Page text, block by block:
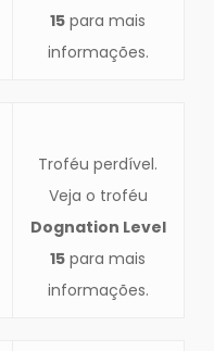
15 para mais
informações.
Troféu perdível.
Veja o troféu
Dognation Level
15 para mais
informações.